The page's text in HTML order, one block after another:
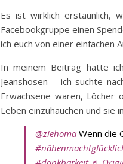
Es ist wirklich erstaunlich,
Facebookgruppe einen
ich euch von einer einfachen
In meinem Beitrag hatte
Jeanshosen – ich suchte
Erwachsene waren, Löcher
Leben einzuhauchen und sie
@ziehoma Wenn die